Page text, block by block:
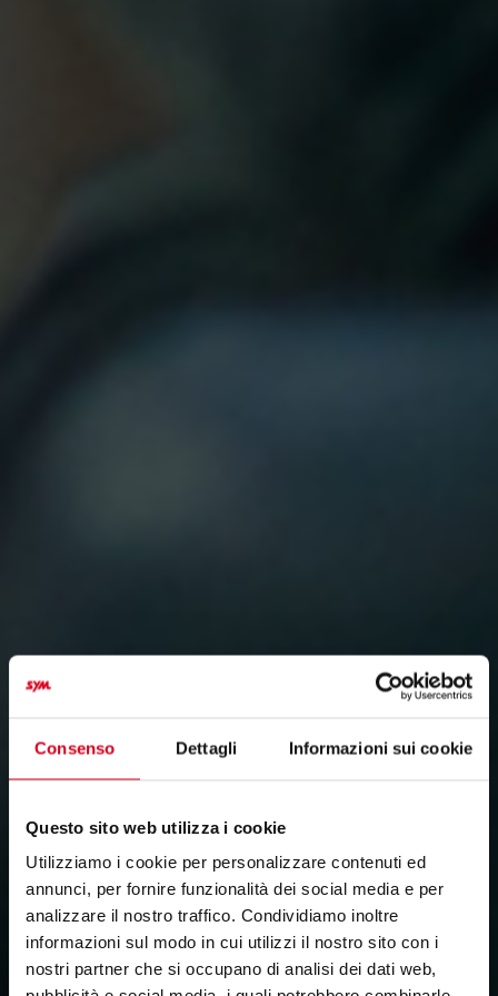
Consenso Dettagli Informazioni sui cookie
Questo sito web utilizza i cookie
Utilizziamo i cookie per personalizzare contenuti ed
annunci, per fornire funzionalità dei social media e per
analizzare il nostro traffico. Condividiamo inoltre
informazioni sul modo in cui utilizzi il nostro sito con i
nostri partner che si occupano di analisi dei dati web,